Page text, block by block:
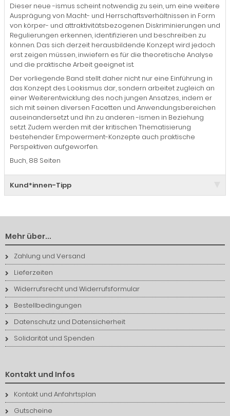
Dieser neue -ismus scheint notwendig zu sein, um eine weitere
Ausprägung von Macht- und Herrschaftsverhältnissen in Form
von körper- und attraktivitätsbezogenen Diskriminierungen und
Regulierungen erkennen, identifizieren und beschreiben zu
können. Das sich derzeit herausbildende Konzept wird jedoch
erst zeigen müssen, inwiefern es für die theoretische Analyse
und die praktische Arbeit geeignet ist.
Der vorliegende Band stellt daher nicht nur eine Einführung in
das Konzept des Lookismus dar, sondern arbeitet zugleich an
einer Weiterentwicklung des noch jungen Ansatzes, indem er
sich mit seinen diversen Facetten und Anwendungsbereichen
auseinandersetzt und ihn zu anderen -ismen in Beziehung
setzt. Zudem werden mit der kritischen Thematisierung
bestehender Empowerment-Konzepte auch praktische
Perspektiven aufgeworfen.
Buch, 88 Seiten
Kund*innen-Tipp
Mehr über...
Zahlung und Versand
Lieferzeiten
Widerrufsrecht und Widerrufsformular
Bestellbedingungen
Datenschutz und Datensicherheit
Solidarität und Spenden
Kontakt und Infos
Kontakt und Anfahrtsplan
Gutscheine